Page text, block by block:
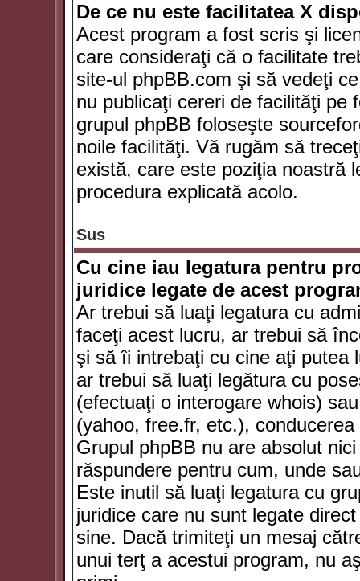
De ce nu este facilitatea X
Acest program a fost scris şi
care consideraţi că o facilitate
site-ul phpBB.com şi să vedeţi
nu publicaţi cereri de facilităţi pe
grupul phpBB foloseşte
noile facilităţi. Vă rugăm să
există, care este poziţia noastră
procedura explicată acolo.
Sus
Cu cine iau legatura pentru
juridice legate de acest
Ar trebui să luaţi legatura cu
faceţi acest lucru, ar trebui să
şi să îi intrebaţi cu cine aţi putea
ar trebui să luaţi legătura cu
(efectuaţi o interogare whois)
(yahoo, free.fr, etc.),
Grupul phpBB nu are absolut
răspundere pentru cum, unde
Este inutil să luaţi legatura cu
juridice care nu sunt legate
sine. Dacă trimiteţi un mesaj
unui terţ a acestui program, nu